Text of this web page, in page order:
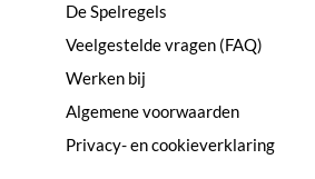
De Spelregels
Veelgestelde vragen (FAQ)
Werken bij
Algemene voorwaarden
Privacy- en cookieverklaring